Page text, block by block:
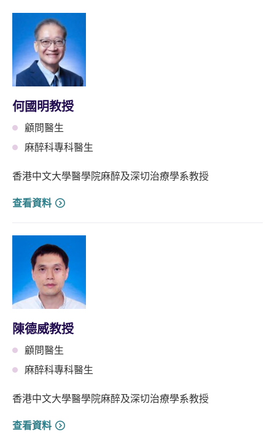
何國明教授
顧問醫生
麻醉科專科醫生
香港中文大學醫學院麻醉及深切治療學系教授
查看資料
陳德威教授
顧問醫生
麻醉科專科醫生
香港中文大學醫學院麻醉及深切治療學系教授
查看資料